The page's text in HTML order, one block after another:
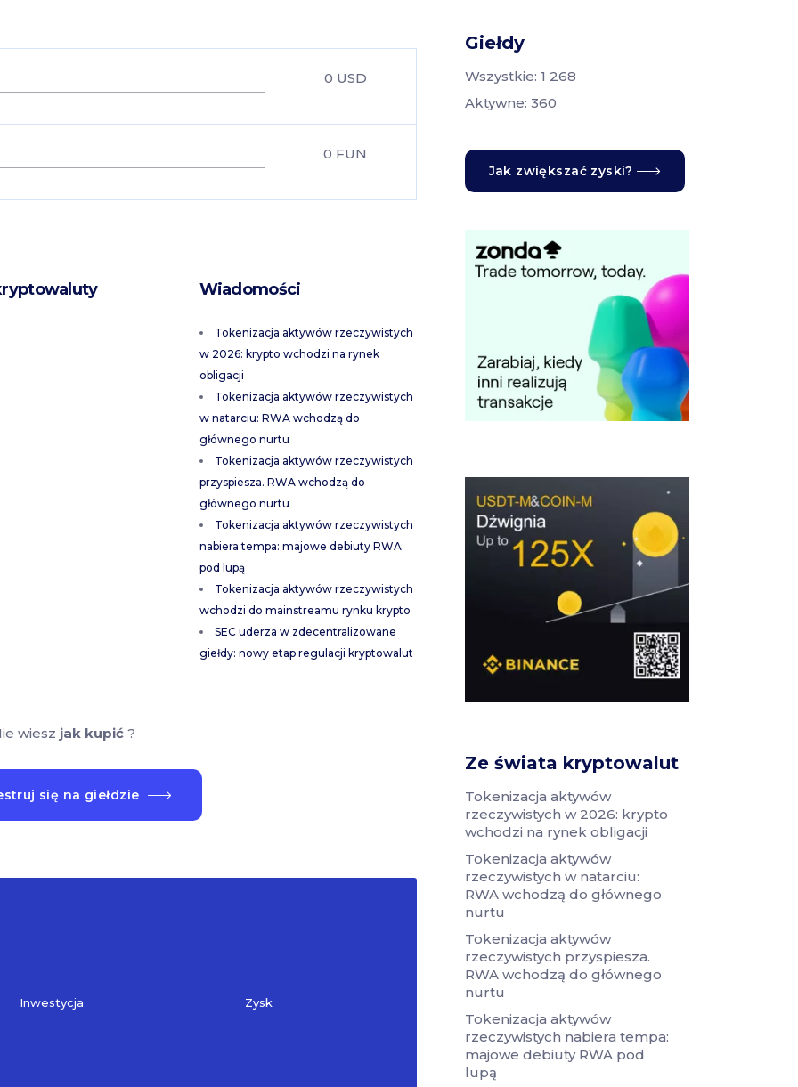
0 USD
0 FUN
Wiadomości
Tokenizacja aktywów rzeczywistych
w 2026: krypto wchodzi na rynek
obligacji
Tokenizacja aktywów rzeczywistych
w natarciu: RWA wchodzą do
głównego nurtu
Tokenizacja aktywów rzeczywistych
przyspiesza. RWA wchodzą do
głównego nurtu
Tokenizacja aktywów rzeczywistych
nabiera tempa: majowe debiuty RWA
pod lupą
Tokenizacja aktywów rzeczywistych
wchodzi do mainstreamu rynku krypto
SEC uderza w zdecentralizowane
giełdy: nowy etap regulacji kryptowalut
wiesz jak kupić?
się na giełdzie
Inwestycja Zysk
Giełdy
Wszystkie: 1 268
Aktywne: 360
Jak zwiększać zyski?
Ze świata kryptowalut
Tokenizacja aktywów
rzeczywistych w 2026: krypto
wchodzi na rynek obligacji
Tokenizacja aktywów
rzeczywistych w natarciu:
RWA wchodzą do głównego
nurtu
Tokenizacja aktywów
rzeczywistych przyspiesza.
RWA wchodzą do głównego
nurtu
Tokenizacja aktywów
rzeczywistych nabiera tempa:
majowe debiuty RWA pod
lupą